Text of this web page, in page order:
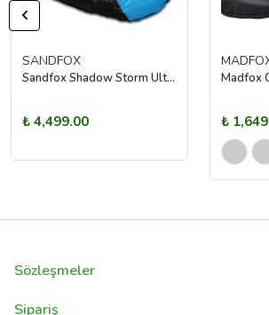
SANDFOX
Sandfox Shadow Storm Ultralight V2 -22 C Uyku Tulumu Medium
₺ 4,499.00 ₺
Sözleşmeler
Sipariş